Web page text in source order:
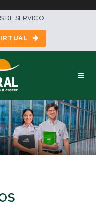
DE SERVICIO